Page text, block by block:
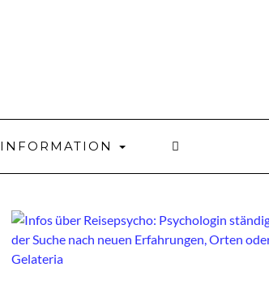
INFORMATION